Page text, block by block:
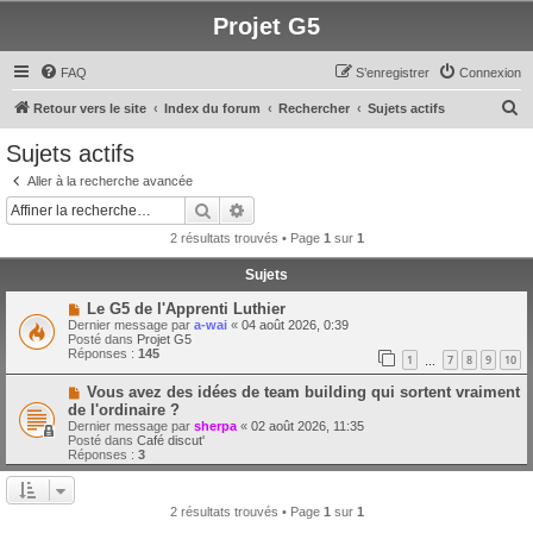
Projet G5
FAQ Connexion
S’enregistrer
Retour vers le site Index du forum Rechercher Sujets actifs
Sujets actifs
Aller à la recherche avancée
Rechercher
2 résultats trouvés • Page 1 sur 1
Sujets
N
o
u
v
e
a
u
m
e
s
s
a
Le G5 de l'Apprenti Luthier
Dernier message par a-wai « 04 août 2026, 0:39
Posté dans Projet G5
Réponses : 145 1 7 8 9 10
N
u
v
e
a
u
Vous avez des idées de team building qui sortent vraiment
de l'ordinaire ?
Dernier message par sherpa « 02 août 2026, 11:35
Posté dans Café discut'
Réponses : 3
2 résultats trouvés • Page 1 sur 1